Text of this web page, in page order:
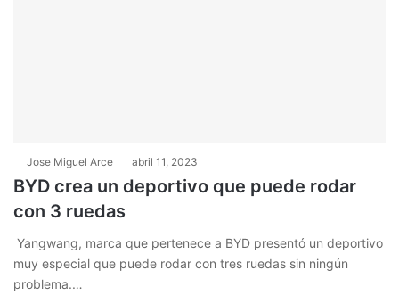
Jose Miguel Arce abril 11, 2023
BYD crea un deportivo que puede rodar
con 3 ruedas
Yangwang, marca que pertenece a BYD presentó un deportivo
muy especial que puede rodar con tres ruedas sin ningún
problema.…